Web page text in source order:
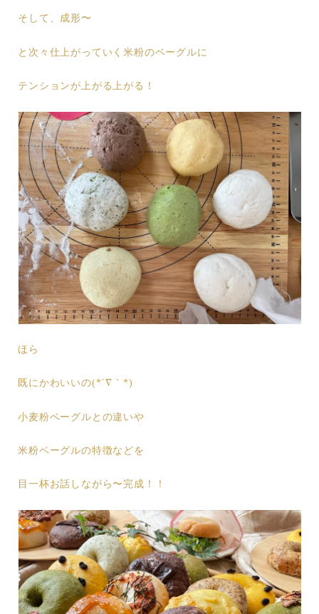
そして、成形〜
と次々仕上がっていく米粉のベーグルに
テンションが上がる上がる！
ほら
既にかわいいの(*´∇｀*)
小麦粉ベーグルとの違いや
米粉ベーグルの特徴などを
目一杯お話しながら〜完成！！